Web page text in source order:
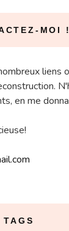
MOI !
liens
en me
TAGS